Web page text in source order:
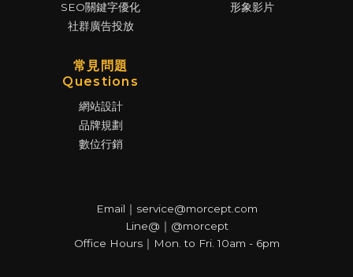
SEO關鍵字優化
社群廣告投放
形象影片
常見問題
Questions
網站設計
品牌規劃
數位行銷
Email｜service@morcept.com
Line@｜@morcept
Office Hours｜Mon. to Fri. 10am - 6pm